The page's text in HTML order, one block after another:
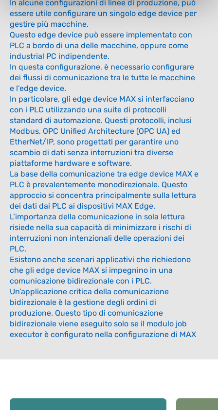
In alcune configurazioni di linee di produzione, può
essere utile configurare un singolo edge device per
gestire più macchine.
Questo edge device può essere implementato con
PLC a bordo di una delle macchine, oppure come
industrial PC indipendente.
In questa configurazione, è necessario configurare
dei flussi di comunicazione tra le tutte le macchine
e l’edge device.
In particolare, gli edge device MAX si interfacciano
con i PLC utilizzando una suite di protocolli
standard di automazione. Questi protocolli, inclusi
Modbus, OPC Unified Architecture (OPC UA) ed
EtherNet/IP, sono progettati per garantire uno
scambio di dati senza interruzioni tra diverse
piattaforme hardware e software.
La base della comunicazione tra edge device MAX e
PLC è prevalentemente monodirezionale. Questo
approccio si concentra principalmente sulla lettura
dei dati dai PLC ai dispositivi MAX Edge.
L’importanza della comunicazione in sola lettura
risiede nella sua capacità di minimizzare i rischi di
interruzioni non intenzionali delle operazioni dei
PLC.
Esistono anche scenari applicativi che richiedono
che gli edge device MAX si impegnino in una
comunicazione bidirezionale con i PLC.
Un’applicazione critica della comunicazione
bidirezionale è la gestione degli ordini di
produzione. Questo tipo di comunicazione
bidirezionale viene eseguito solo se il modulo job
executor è configurato nella configurazione di MAX